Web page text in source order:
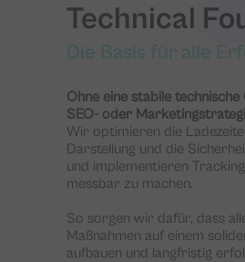
Technical
Die Basis für alle
Ohne eine stabile technische
SEO- oder
Wir optimieren die
Darstellung und die
und implementieren
messbar zu machen.
So sorgen wir dafür, dass
Maßnahmen auf einem
aufbauen und langfristig